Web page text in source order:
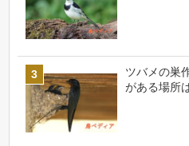
ツバメの巣
がある場所